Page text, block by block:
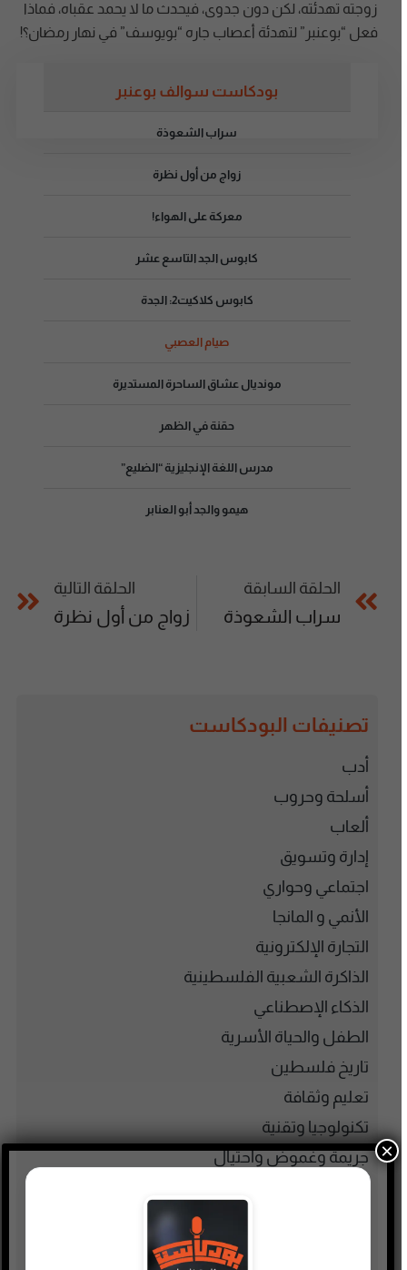
زوجته تهدئته، لكن دون جدوى، فيحدث ما لا يحمد عقباه، فماذا
فعل “بوعنبر” لتهدئة أعصاب جاره “بويوسف” في نهار رمضان؟!
بودكاست سوالف بوعنبر
سراب الشعوذة
زواج من أول نظرة
معركة على الهواء!
كابوس الجد التاسع عشر
كابوس كلاكيت2: الجدة
صيام العصبي
مونديال عشاق الساحرة المستديرة
حقنة في الظهر
مدرس اللغة الإنجليزية “الضليع”
هيمو والجد أبو العنابر
الحلقة السابقة
سراب الشعوذة
الحلقة التالية
زواج من أول نظرة
تصنيفات البودكاست
أدب
أسلحة وحروب
ألعاب
إدارة وتسويق
اجتماعي وحواري
الأنمي و المانجا
التجارة الإلكترونية
الذاكرة الشعبية الفلسطينية
الذكاء الإصطناعي
الطفل والحياة الأسرية
تاريخ فلسطين
تعليم وثقافة
تكنولوجيا وتقنية
جريمة وغموض واحتيال
×